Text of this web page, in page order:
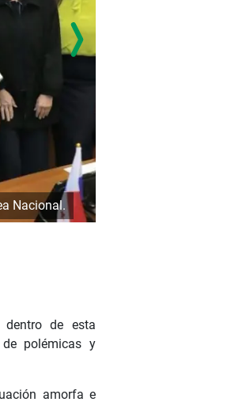
Nacional.
de esta
polémicas y
amorfa e